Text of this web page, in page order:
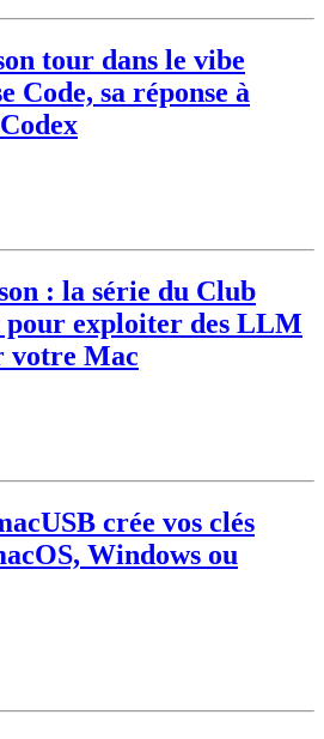
tour dans le vibe
Code, sa réponse à
: la série du Club
pour exploiter des LLM
votre Mac
crée vos clés
Windows ou